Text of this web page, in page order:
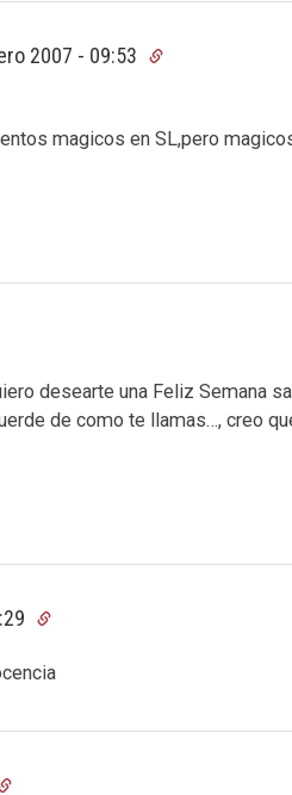
2007 - 09:53
magicos en SL,pero
desearte una Feliz Semana
de como te llamas…, creo